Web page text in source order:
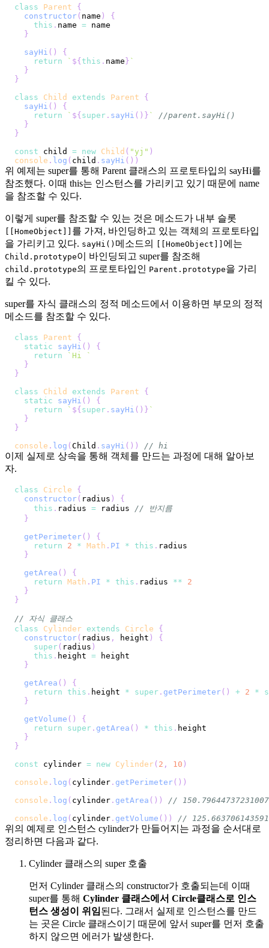
class Parent
{
constructor( name )
{
this . name =
}
sayHi ( )
{
return
` ${ this . name } `
}
}
class
Child extends Parent
{
sayHi ( )
{
return
` ${ super . sayHi ( ) } `
//parent.sayHi()
}
}
const child = new Child ( "yj" )
console . log ( child . sayHi ( ) )
위 예제는 super를 통해 Parent 클래스의 프로토타입의 sayHi를
참조했다. 이때 this는 인스턴스를 가리키고 있기 때문에 name
을 참조할 수 있다.
이렇게 super를 참조할 수 있는 것은 메소드가 내부 슬롯
[[HomeObject]] 를 가져, 바인딩하고 있는 객체의 프로토타입
을 가리키고 있다. sayHi() 메소드의 [[HomeObject]] 에는
Child.prototype이 바인딩되고 super를 참조해
child.prototype의 프로토타입인 Parent.prototype을 가리
킬 수 있다.
super를 자식 클래스의 정적 메소드에서 이용하면 부모의 정적
메소드를 참조할 수 있다.
class Parent
{
static
sayHi ( )
{
return
` Hi
`
}
}
class
Child extends Parent
{
static
sayHi ( )
{
return
` ${ super . sayHi ( ) } `
}
}
console . log ( Child . sayHi ( ) ) // hi
이제 실제로 상속을 통해 객체를 만드는 과정에 대해 알아보
자.
class Circle
{
constructor( radius )
{
this . radius = radius // 반지름
}
getPerimeter( )
{
return
2 * Math . PI * this . radius
}
getArea ( )
{
return Math . PI * this . radius **
2
}
}
// 자식 클래스
class
Cylinder extends Circle
{
constructor( radius , height )
{
super( radius )
this . height =
}
getArea ( )
{
return
this . height * super . getPerimeter( ) + 2 *
}
getVolume ( )
{
return
super . getArea ( ) * this . height
}
}
const cylinder = new Cylinder( 2 , 10 )
console . log ( cylinder . getPerimeter( ) )
console . log ( cylinder . getArea ( ) )
// 150.79644737231007
console . log ( cylinder . getVolume ( ) ) //
위의 예제로 인스턴스 cylinder가 만들어지는 과정을 순서대로
정리하면 다음과 같다.
Cylinder 클래스의 super 호출
먼저 Cylinder 클래스의 constructor가 호출되는데 이때
super를 통해 Cylinder 클래스에서 Circle클래스로 인스
턴스 생성이 위임된다. 그래서 실제로 인스턴스를 만드
는 곳은 Circle 클래스이기 때문에 앞서 super를 먼저 호출
하지 않으면 에러가 발생한다.